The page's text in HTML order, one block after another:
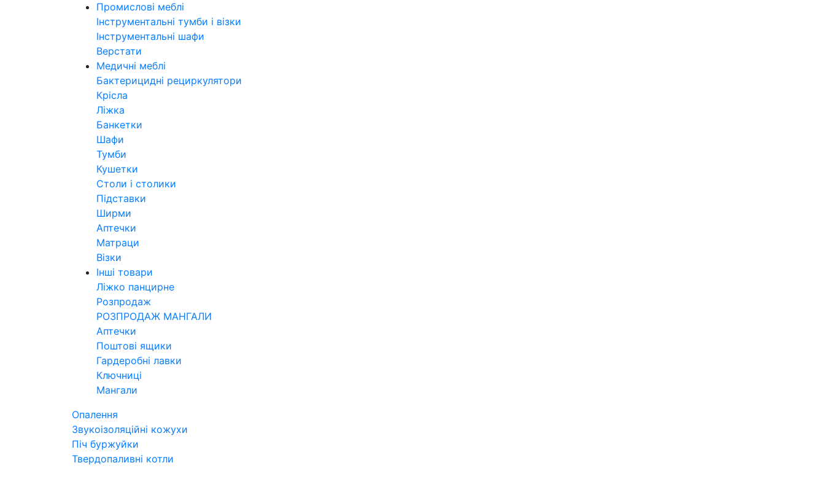
Промислові меблі
Інструментальні тумби і візки
Інструментальні шафи
Верстати
Медичні меблі
Бактерицидні рециркулятори
Крісла
Ліжка
Банкетки
Шафи
Тумби
Кушетки
Столи і столики
Підставки
Ширми
Аптечки
Матраци
Візки
Інші товари
Ліжко панцирне
Розпродаж
РОЗПРОДАЖ МАНГАЛИ
Аптечки
Поштові ящики
Гардеробні лавки
Ключниці
Мангали
Опалення
Звукоізоляційні кожухи
Піч буржуйки
Твердопаливні котли